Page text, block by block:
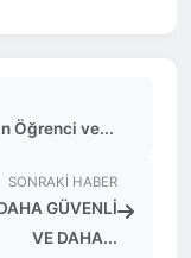
Öğrenci ve...
SONRAKI HABER
GÜVENLİ
VE DAHA...